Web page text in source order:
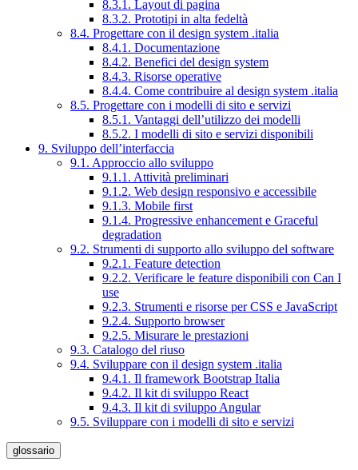
8.3.1. Layout di pagina
8.3.2. Prototipi in alta fedeltà
8.4. Progettare con il design system .italia
8.4.1. Documentazione
8.4.2. Benefici del design system
8.4.3. Risorse operative
8.4.4. Come contribuire al design system .italia
8.5. Progettare con i modelli di sito e servizi
8.5.1. Vantaggi dell’utilizzo dei modelli
8.5.2. I modelli di sito e servizi disponibili
9. Sviluppo dell’interfaccia
9.1. Approccio allo sviluppo
9.1.1. Attività preliminari
9.1.2. Web design responsivo e accessibile
9.1.3. Mobile first
9.1.4. Progressive enhancement e Graceful
degradation
9.2. Strumenti di supporto allo sviluppo del software
9.2.1. Feature detection
9.2.2. Verificare le feature disponibili con Can I
use
9.2.3. Strumenti e risorse per CSS e JavaScript
9.2.4. Supporto browser
9.2.5. Misurare le prestazioni
9.3. Catalogo del riuso
9.4. Sviluppare con il design system .italia
9.4.1. Il framework Bootstrap Italia
9.4.2. Il kit di sviluppo React
9.4.3. Il kit di sviluppo Angular
9.5. Sviluppare con i modelli di sito e servizi
glossario